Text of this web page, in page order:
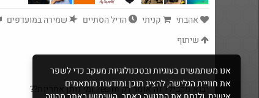
אנו משתמשים בעוגיות ובטכנולוגיות מעקב כדי לשפר
את חוויית הגלישה, להציג תוכן ומודעות מותאמים
אהבתי קניתי הדיל הסתיים שמירה במועדפים
שיתוף
יבוא מקביל? זה אומר רק esim? ומי נותן אחריות??